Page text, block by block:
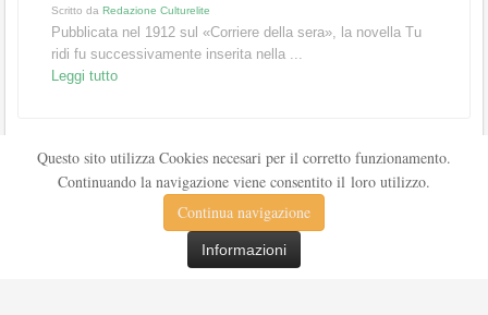
Scritto da Redazione Culturelite
Pubblicata nel 1912 sul «Corriere della sera», la novella Tu
ridi fu successivamente inserita nella ...
Leggi tutto
Questo sito utilizza Cookies necesari per il corretto funzionamento.
Continuando la navigazione viene consentito il loro utilizzo.
Continua navigazione
Informazioni